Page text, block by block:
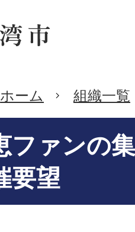
ホーム 組織一覧
ファンの
要望